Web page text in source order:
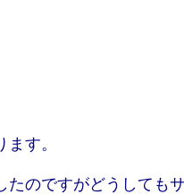
す。
たのですがどうしても